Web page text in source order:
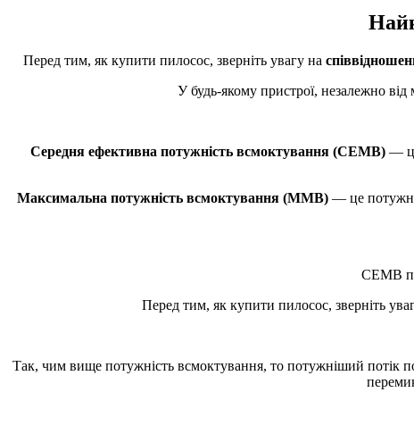
Перед тим, як купити пилосос, зверніть увагу на
У будь-якому пристрої, незалежно
Середня ефективна потужність всмоктування (СЕМВ) —
Максимальна потужність всмоктування (ММВ) — це
СЕМВ
Перед тим, як купити пилосос, зверніть
Так, чим вище потужність всмоктування, то потужніший потік